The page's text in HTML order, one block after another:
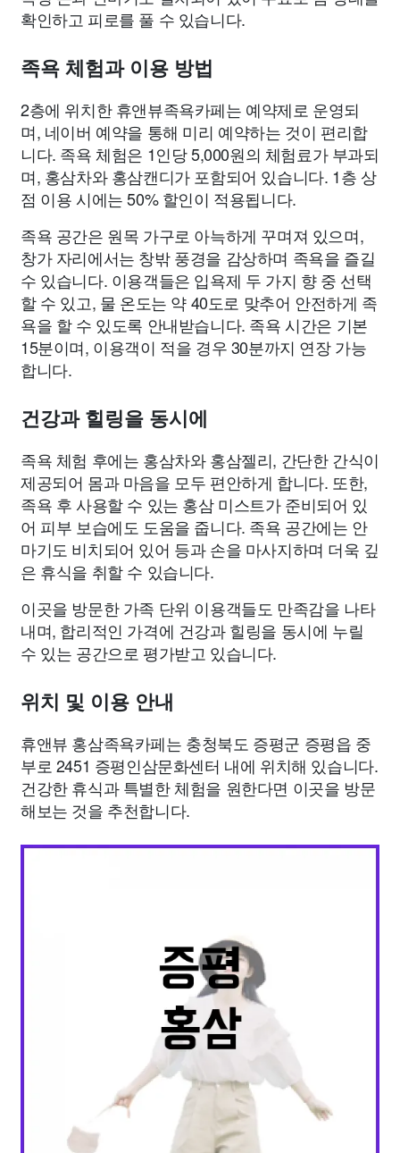
확인하고 피로를 풀 수 있습니다.
족욕 체험과 이용 방법
2층에 위치한 휴앤뷰족욕카페는 예약제로 운영되
며, 네이버 예약을 통해 미리 예약하는 것이 편리합
니다. 족욕 체험은 1인당 5,000원의 체험료가 부과되
며, 홍삼차와 홍삼캔디가 포함되어 있습니다. 1층 상
점 이용 시에는 50% 할인이 적용됩니다.
족욕 공간은 원목 가구로 아늑하게 꾸며져 있으며,
창가 자리에서는 창밖 풍경을 감상하며 족욕을 즐길
수 있습니다. 이용객들은 입욕제 두 가지 향 중 선택
할 수 있고, 물 온도는 약 40도로 맞추어 안전하게 족
욕을 할 수 있도록 안내받습니다. 족욕 시간은 기본
15분이며, 이용객이 적을 경우 30분까지 연장 가능
합니다.
건강과 힐링을 동시에
족욕 체험 후에는 홍삼차와 홍삼젤리, 간단한 간식이
제공되어 몸과 마음을 모두 편안하게 합니다. 또한,
족욕 후 사용할 수 있는 홍삼 미스트가 준비되어 있
어 피부 보습에도 도움을 줍니다. 족욕 공간에는 안
마기도 비치되어 있어 등과 손을 마사지하며 더욱 깊
은 휴식을 취할 수 있습니다.
이곳을 방문한 가족 단위 이용객들도 만족감을 나타
내며, 합리적인 가격에 건강과 힐링을 동시에 누릴
수 있는 공간으로 평가받고 있습니다.
위치 및 이용 안내
휴앤뷰 홍삼족욕카페는 충청북도 증평군 증평읍 중
부로 2451 증평인삼문화센터 내에 위치해 있습니다.
건강한 휴식과 특별한 체험을 원한다면 이곳을 방문
해보는 것을 추천합니다.